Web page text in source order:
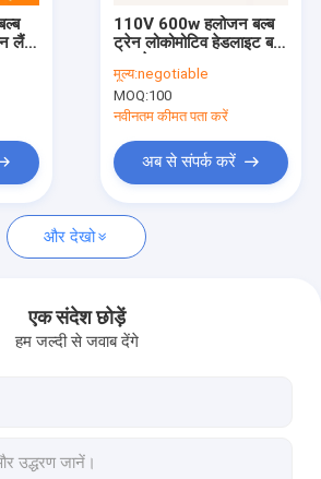
करें
लैंप
लैंप
110V 600w हलोजन बल्ब
ट्रेन लोकोमोटिव हेडलाइट बल्ब
3200k
मूल्य:negotiable
MOQ:100
नवीनतम कीमत पता करें
अब से संपर्क करें
और देखो
एक संदेश छोड़ें
हम जल्दी से जवाब देंगे